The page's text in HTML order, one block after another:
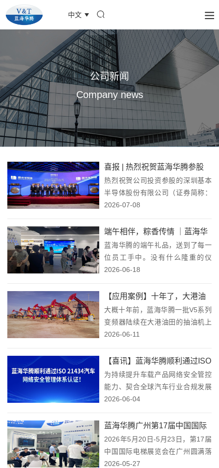
中文
公司新闻
Company news
喜报 | 热烈祝贺蓝海华腾参股
公司基本半导体登陆港交所！
热烈祝贺公司投资参股的深圳基本
半导体股份有限公司（证券简称：
基本半导体；股票代码：
所主板，成为港股市场“碳化硅芯片
第一股”，为国内第三代半导体功率
器件赛道注入增长...
2026-07-08
端午相伴，粽香传情 ｜蓝海华
腾为全体员工们送上端午祝
福！
蓝海华腾的端午礼品，送到了每一
位员工手中。没有什么隆重的仪
式，就是一份实打实的心意——让
来，感受一下"过节"这件事。节
日，不只是放假，说实话，我们一
直觉得，发礼品这件事，不...
2026-06-18
【应用案例】十年了，大港油
田那批抽油机上的蓝海华腾V5
系列变频器，还在跑！
大概十年前，蓝海华腾一批V5系列
变频器陆续在大港油田的抽油机上
投运。当时也没什么特别的仪式，
线。谁也没想到，这一上线，就是
十年。抽油机（俗称"磕头机"）是
这里最常见的设备，...
2026-06-11
【喜讯】蓝海华腾顺利通过ISO
21434汽车网络安全管理体系
认证！
为持续提升车载产品网络安全管控
能力、契合全球汽车行业合规发展
要求，蓝海华腾于2025年11月启动
建设，经过体系梳理、流程落地、
试运行优化及审核验收，公司已于
202...
2026-06-04
蓝海华腾广州第17届中国国际
电梯展览会 圆满收官！
2026年5月20日-5月23日，第17届
中国国际电梯展览会在广州圆满落
幕。蓝海华腾携新一代电梯智能驱
2026-05-27